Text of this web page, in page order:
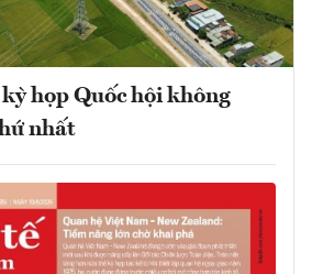
họp Quốc hội không
nhất